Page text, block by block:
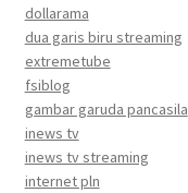
dollarama
dua garis biru streaming
extremetube
fsiblog
gambar garuda pancasila
inews tv
inews tv streaming
internet pln